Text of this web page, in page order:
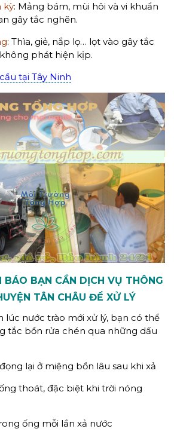
kỳ: Mảng bám, mùi hôi và vi khuẩn
gây tắc nghẽn.
: Thìa, giẻ, nắp lọ… lọt vào gây tắc
phát hiện kịp.
tại Tây Ninh
BÁO BẠN CẦN DỊCH VỤ THÔNG
TÂN CHÂU ĐỂ XỬ LÝ
lúc nước trào mới xử lý, bạn có thể
tắc bồn rửa chén qua những dấu
lại ở miệng bồn lâu sau khi xả
thoát, đặc biệt khi trời nóng
ống mỗi lần xả nước